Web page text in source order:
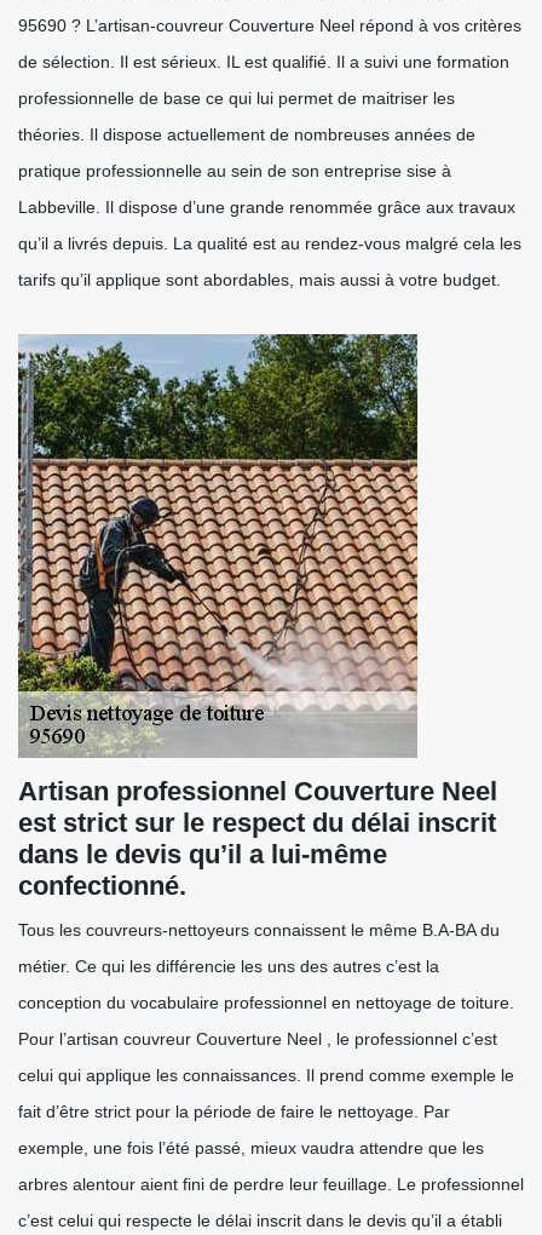
95690 ? L’artisan-couvreur Couverture Neel répond à vos critères
de sélection. Il est sérieux. IL est qualifié. Il a suivi une formation
professionnelle de base ce qui lui permet de maitriser les
théories. Il dispose actuellement de nombreuses années de
pratique professionnelle au sein de son entreprise sise à
Labbeville. Il dispose d’une grande renommée grâce aux travaux
qu’il a livrés depuis. La qualité est au rendez-vous malgré cela les
tarifs qu’il applique sont abordables, mais aussi à votre budget.
Artisan professionnel Couverture Neel
est strict sur le respect du délai inscrit
dans le devis qu’il a lui-même
confectionné.
Tous les couvreurs-nettoyeurs connaissent le même B.A-BA du
métier. Ce qui les différencie les uns des autres c’est la
conception du vocabulaire professionnel en nettoyage de toiture.
Pour l’artisan couvreur Couverture Neel , le professionnel c’est
celui qui applique les connaissances. Il prend comme exemple le
fait d’être strict pour la période de faire le nettoyage. Par
exemple, une fois l’été passé, mieux vaudra attendre que les
arbres alentour aient fini de perdre leur feuillage. Le professionnel
c’est celui qui respecte le délai inscrit dans le devis qu’il a établi